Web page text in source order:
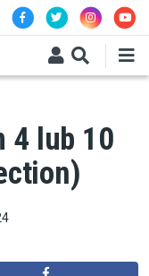
4 lub 10